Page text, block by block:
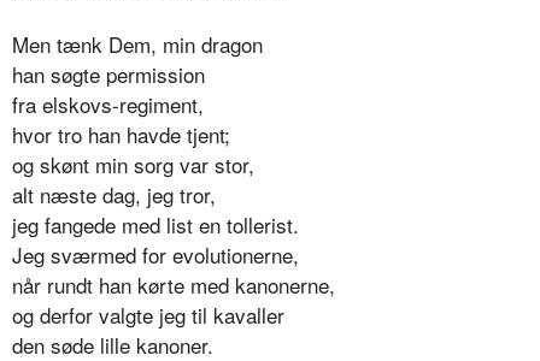
Men tænk Dem, min dragon
han søgte permission
fra elskovs-regiment,
hvor tro han havde tjent;
og skønt min sorg var stor,
alt næste dag, jeg tror,
jeg fangede med list en tollerist.
Jeg sværmed for evolutionerne,
når rundt han kørte med kanonerne,
og derfor valgte jeg til kavaller
den søde lille kanoner.